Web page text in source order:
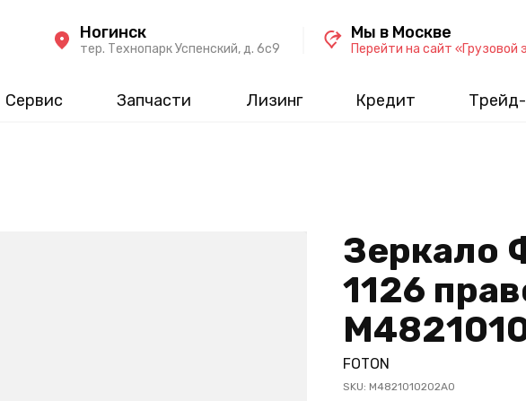
Сервис Запчасти Лизинг Кредит
тер. Технопарк Успенский, д. 6c9
Ногинск
Перейти на сайт «Грузовой
Мы в Москве
Зеркало
1126
FOTON
SKU: M4821010202A0